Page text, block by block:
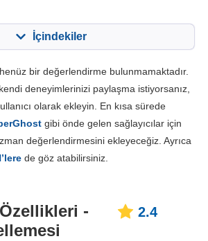
İçindekiler
2.4
3.0
1.0
bir değerlendirme bulunmamaktadır.
deneyimlerinizi paylaşma istiyorsanız,
olarak ekleyin. En kısa sürede
gibi önde gelen sağlayıcılar için
değerlendirmesini ekleyeceğiz. Ayrıca
de göz atabilirsiniz.
-
2.4